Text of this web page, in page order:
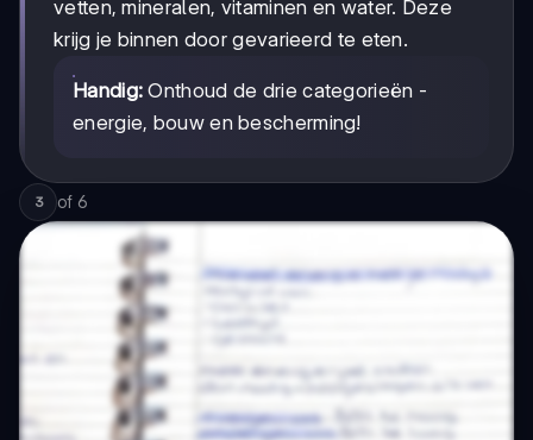
vetten, mineralen, vitaminen en water. Deze
krijg je binnen door gevarieerd te eten.
Handig: Onthoud de drie categorieën -
energie, bouw en bescherming!
3 of 6